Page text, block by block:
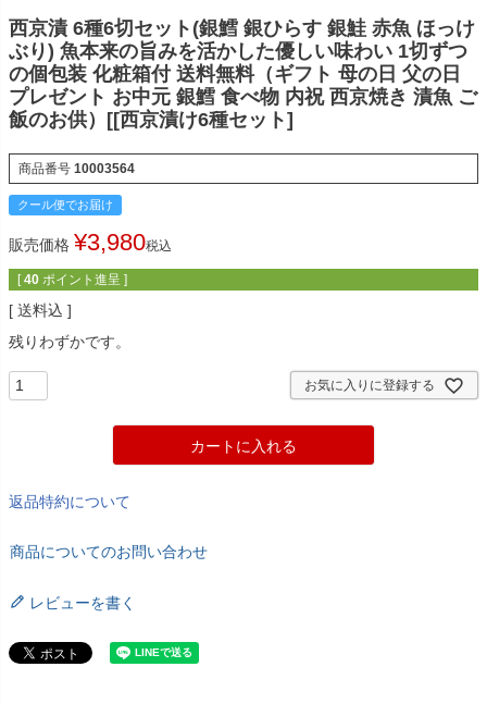
西京漬 6種6切セット(銀鱈 銀ひらす 銀鮭 赤魚 ほっけ
ぶり) 魚本来の旨みを活かした優しい味わい 1切ずつ
の個包装 化粧箱付 送料無料（ギフト 母の日 父の日
プレゼント お中元 銀鱈 食べ物 内祝 西京焼き 漬魚 ご
飯のお供）[[西京漬け6種セット]
商品番号 10003564
クール便でお届け
販売価格 ¥3,980税込
[ 40 ポイント進呈 ]
送料込
残りわずかです。
お気に入りに登録する
カートに入れる
返品特約について
商品についてのお問い合わせ
レビューを書く